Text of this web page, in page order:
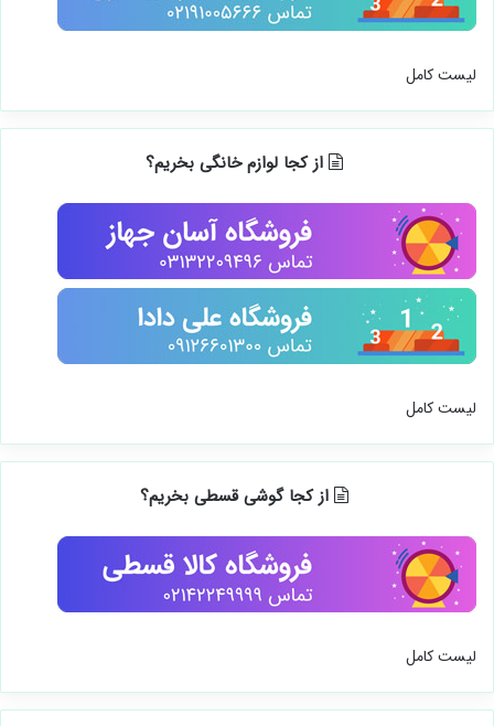
لیست کامل
از کجا لوازم خانگی بخریم؟
لیست کامل
از کجا گوشی قسطی بخریم؟
لیست کامل